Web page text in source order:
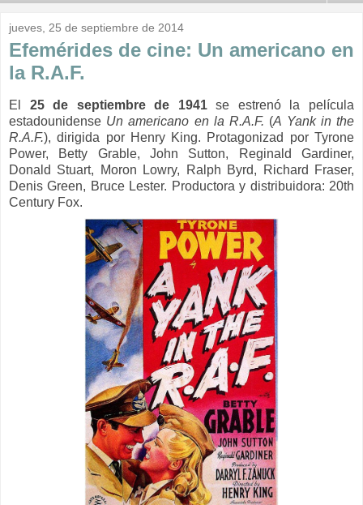
jueves, 25 de septiembre de 2014
Efemérides de cine: Un americano en
la R.A.F.
El 25 de septiembre de 1941se estrenó la película
estadounidense Un americano en la R.A.F. (A Yank in the
R.A.F.), dirigida por Henry King. Protagonizad por Tyrone
Power, Betty Grable, John Sutton, Reginald Gardiner,
Donald Stuart, Moron Lowry, Ralph Byrd, Richard Fraser,
Denis Green, Bruce Lester. Productora y distribuidora: 20th
Century Fox.